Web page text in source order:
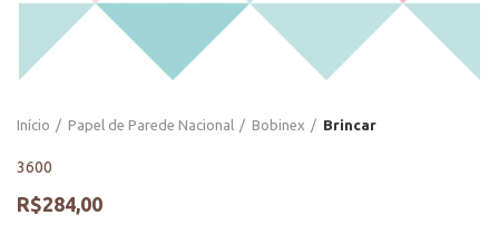
Início Papel de Parede Nacional Bobinex Brincar
3600
R$284,00